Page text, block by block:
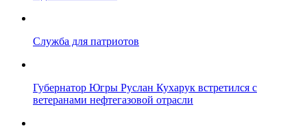
Служба для патриотов
Губернатор Югры Руслан Кухарук встретился с
ветеранами нефтегазовой отрасли